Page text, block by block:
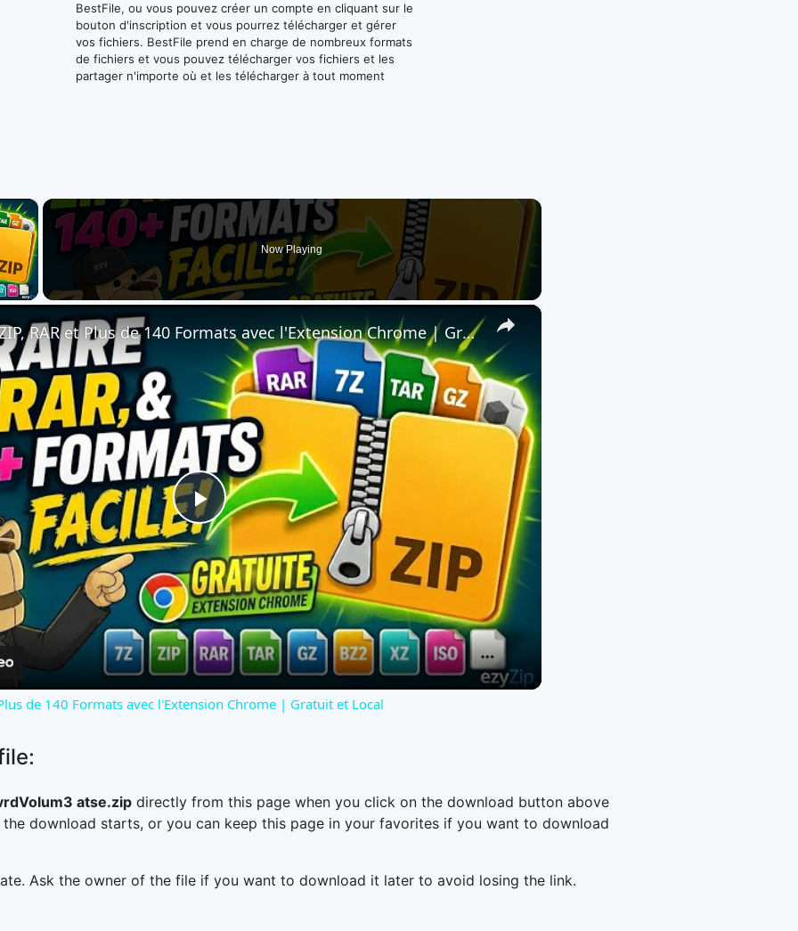
BestFile, ou vous pouvez créer un compte en cliquant sur le
bouton d'inscription et vous pourrez télécharger et gérer
vos fichiers. BestFile prend en charge de nombreux formats
de fichiers et vous pouvez télécharger vos fichiers et les
partager n'importe où et les télécharger à tout moment
×
Now Playing
×
Play
Video
📦 Extraire ZIP, RAR et Plus de 140 Formats avec l'Extension Chrome | Gratuit et Local
de 140 Formats avec l'Extension Chrome | Gratuit et Local
atse.zip directly from this page when you click on the download button above
download starts, or you can keep this page in your favorites if you want to download
Ask the owner of the file if you want to download it later to avoid losing the link.